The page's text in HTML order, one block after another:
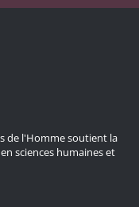
de l'Homme soutient la
sciences humaines et